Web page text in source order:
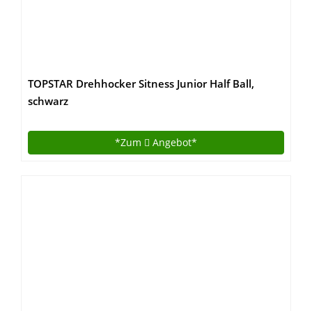
TOPSTAR Drehhocker Sitness Junior Half Ball,
schwarz
*Zum Angebot*